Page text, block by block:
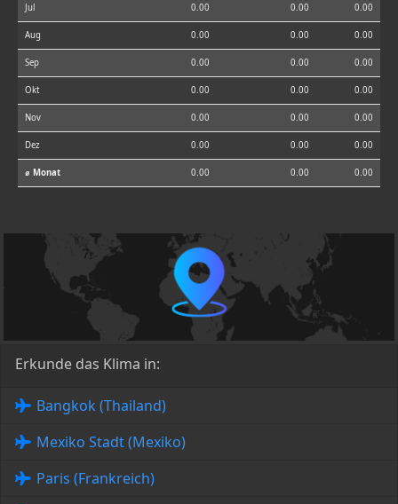
Jul 0.00 0.00 0.00
Aug 0.00 0.00 0.00
Sep 0.00 0.00 0.00
Okt 0.00 0.00 0.00
Nov 0.00 0.00 0.00
Dez 0.00 0.00 0.00
⌀ Monat 0.00 0.00 0.00
Erkunde das Klima in:
Bangkok (Thailand)
Mexiko Stadt (Mexiko)
Paris (Frankreich)